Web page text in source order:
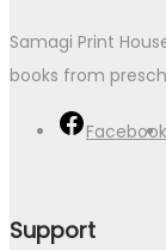
Samagi Print
books from
Facebook
Support